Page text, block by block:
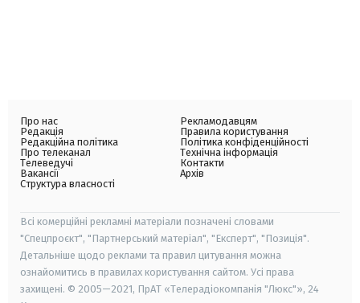
Про нас
Редакція
Редакційна політика
Про телеканал
Телеведучі
Вакансії
Структура власності
Рекламодавцям
Правила користування
Політика конфіденційності
Технічна інформація
Контакти
Архів
Всі комерційні рекламні матеріали позначені словами
"Спецпроєкт", "Партнерський матеріал", "Експерт", "Позиція".
Детальніше щодо реклами та правил цитування можна
ознайомитись в правилах користування сайтом. Усі права
захищені. © 2005—2021, ПрАТ «Телерадіокомпанія "Люкс"», 24